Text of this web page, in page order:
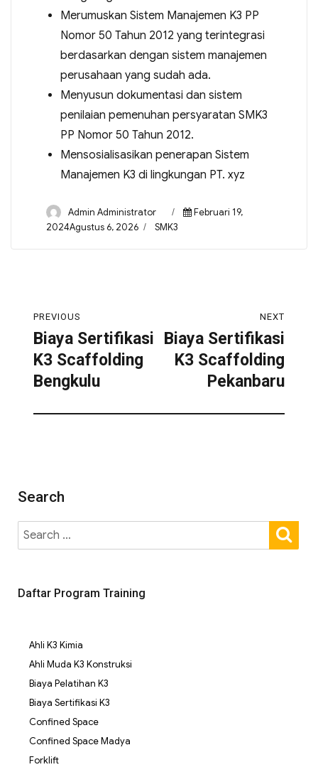
Merumuskan Sistem Manajemen K3 PP
Nomor 50 Tahun 2012 yang terintegrasi
berdasarkan dengan sistem manajemen
perusahaan yang sudah ada.
Menyusun dokumentasi dan sistem
penilaian pemenuhan persyaratan SMK3
PP Nomor 50 Tahun 2012.
Mensosialisasikan penerapan Sistem
Manajemen K3 di lingkungan PT. xyz
Admin Administrator
Februari 19,
2024Agustus 6, 2026
SMK3
PREVIOUS
Biaya Sertifikasi
K3 Scaffolding
Bengkulu
NEXT
Biaya Sertifikasi
K3 Scaffolding
Pekanbaru
Search
Daftar Program Training
Ahli K3 Kimia
Ahli Muda K3 Konstruksi
Biaya Pelatihan K3
Biaya Sertifikasi K3
Confined Space
Confined Space Madya
Forklift